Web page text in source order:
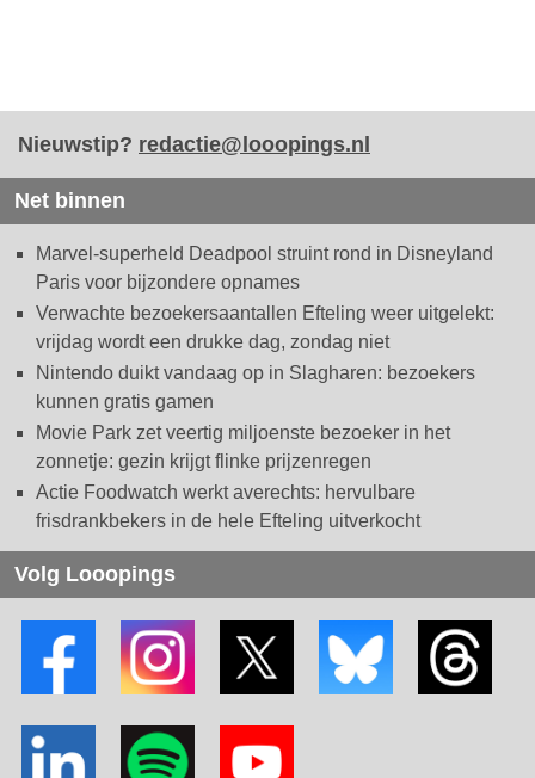
Nieuwstip? redactie@looopings.nl
Net binnen
Marvel-superheld Deadpool struint rond in Disneyland
Paris voor bijzondere opnames
Verwachte bezoekersaantallen Efteling weer uitgelekt:
vrijdag wordt een drukke dag, zondag niet
Nintendo duikt vandaag op in Slagharen: bezoekers
kunnen gratis gamen
Movie Park zet veertig miljoenste bezoeker in het
zonnetje: gezin krijgt flinke prijzenregen
Actie Foodwatch werkt averechts: hervulbare
frisdrankbekers in de hele Efteling uitverkocht
Volg Looopings